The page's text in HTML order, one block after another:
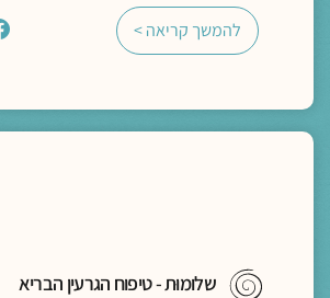
להמשך קריאה >
שלומוּת - טיפוח הגרעין הבריא